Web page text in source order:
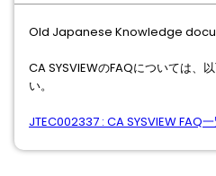
Old Japanese Knowledge
CA SYSVIEWのFAQについては、
い。
JTEC002337 : CA SYSVIEW FAQ